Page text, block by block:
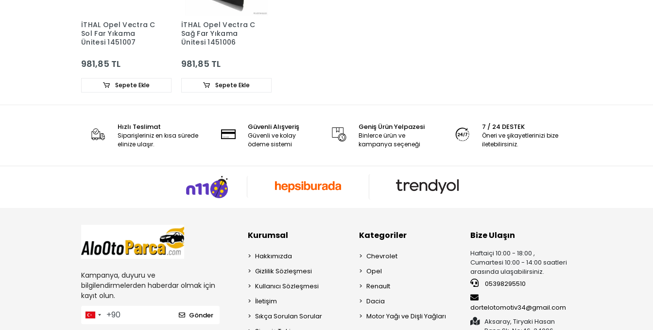
İTHAL Opel Vectra C
Sol Far Yıkama
Ünitesi 1451007
981,85 TL
Sepete Ekle
İTHAL Opel Vectra C
Sağ Far Yıkama
Ünitesi 1451006
981,85 TL
Sepete Ekle
Hızlı Teslimat
Siparişleriniz en kısa sürede
elinize ulaşır.
Güvenli Alışveriş
Güvenli ve kolay
ödeme sistemi
Geniş Ürün Yelpazesi
Binlerce ürün ve
kampanya seçeneği
7 / 24 DESTEK
Öneri ve şikayetlerinizi bize
iletebilirsiniz.
Kampanya, duyuru ve
bilgilendirmelerden haberdar olmak için
kayıt olun.
Gönder
Kurumsal
Hakkımızda
Gizlilik Sözleşmesi
Kullanıcı Sözleşmesi
İletişim
Sıkça Sorulan Sorular
Kategoriler
Chevrolet
Opel
Renault
Dacia
Motor Yağı ve Dişli Yağları
Bize Ulaşın
Haftaiçi 10:00 - 18:00 ,
Cumartesi 10:00 - 14:00 saatleri
arasında ulaşabilirsiniz.
05398295510
dortelotomotiv34@gmail.com
Aksaray, Tiryaki Hasan